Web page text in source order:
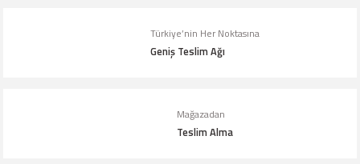
Türkiye’nin Her Noktasına
Geniş Teslim Ağı
Mağazadan
Teslim Alma